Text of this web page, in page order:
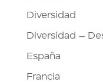
Diversidad
Diversidad –
España
Francia